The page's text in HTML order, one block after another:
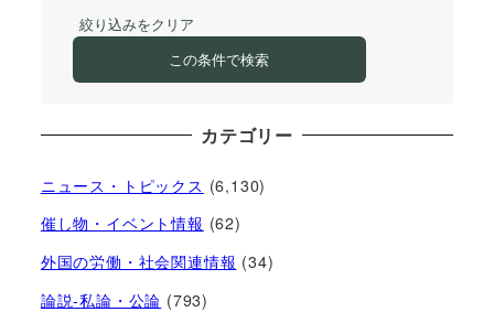
絞り込みをクリア
この条件で検索
カテゴリー
ニュース・トピックス (6,130)
催し物・イベント情報 (62)
外国の労働・社会関連情報 (34)
論説-私論・公論 (793)